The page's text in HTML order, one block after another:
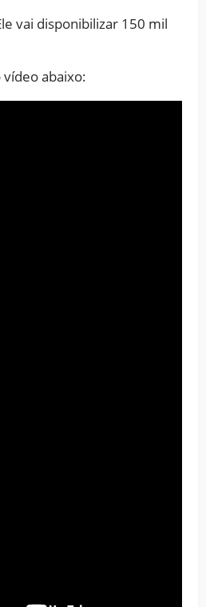
vai disponibilizar 150 mil
abaixo: